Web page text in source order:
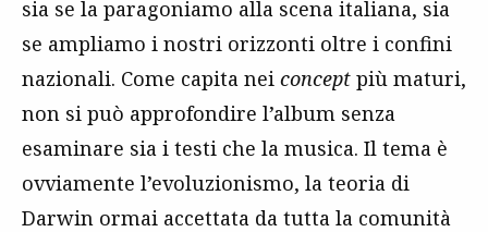
sia se la paragoniamo alla scena italiana, sia
se ampliamo i nostri orizzonti oltre i confini
nazionali. Come capita nei concept più maturi,
non si può approfondire l’album senza
esaminare sia i testi che la musica. Il tema è
ovviamente l’evoluzionismo, la teoria di
Darwin ormai accettata da tutta la comunità